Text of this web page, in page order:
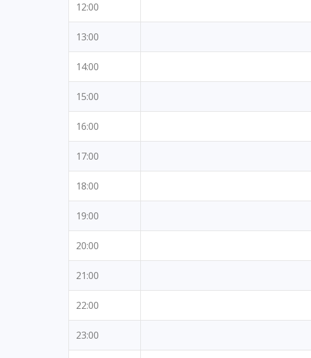
12:00
13:00
14:00
15:00
16:00
17:00
18:00
19:00
20:00
21:00
22:00
23:00